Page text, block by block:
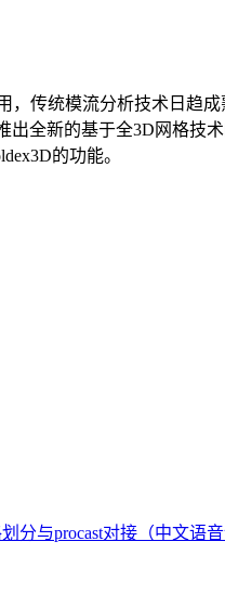
传统模流分析技术日趋
全新的基于全3D网格技
的功能。
分与procast对接（中文语音